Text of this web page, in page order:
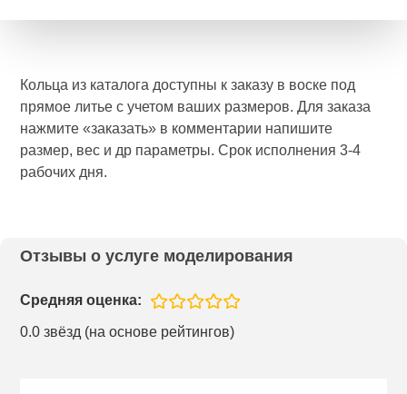
Кольца из каталога доступны к заказу в воске под
прямое литье с учетом ваших размеров. Для заказа
нажмите «заказать» в комментарии напишите
размер, вес и др параметры. Срок исполнения 3-4
рабочих дня.
Отзывы о услуге моделирования
Средняя оценка:
0.0 звёзд (на основе рейтингов)